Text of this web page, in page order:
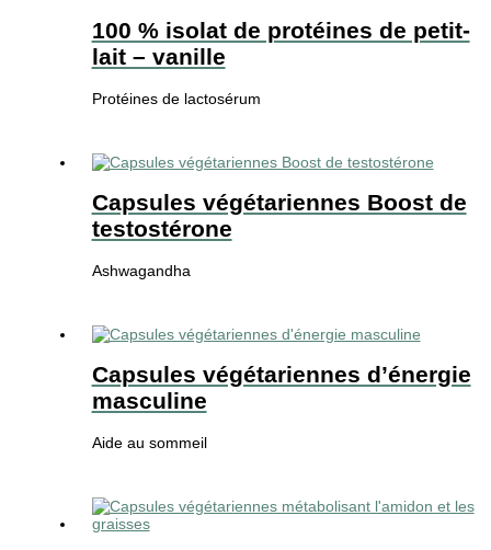
100 % isolat de protéines de petit-
lait – vanille
Protéines de lactosérum
Capsules végétariennes Boost de
testostérone
Ashwagandha
Capsules végétariennes d’énergie
masculine
Aide au sommeil